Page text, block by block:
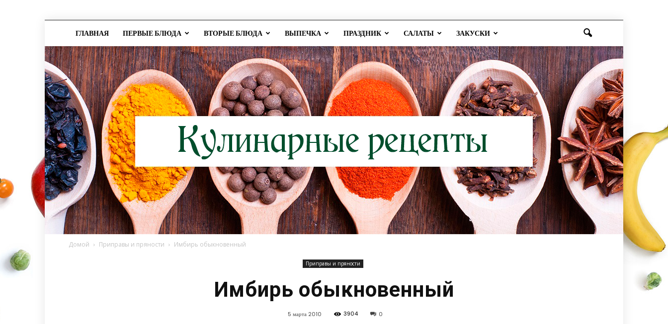
ГЛАВНАЯ ПЕРВЫЕ БЛЮДА ВТОРЫЕ БЛЮДА ВЫПЕЧКА ПРАЗДНИК САЛАТЫ ЗАКУСКИ
Домой Приправы и пряности Имбирь обыкновенный
Приправы и пряности
Имбирь обыкновенный
5 марта 2010 3904 0